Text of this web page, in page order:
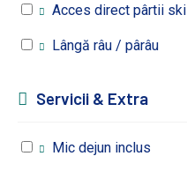
Acces direct pârtii ski
Lângă râu / pârâu
Servicii & Extra
Mic dejun inclus